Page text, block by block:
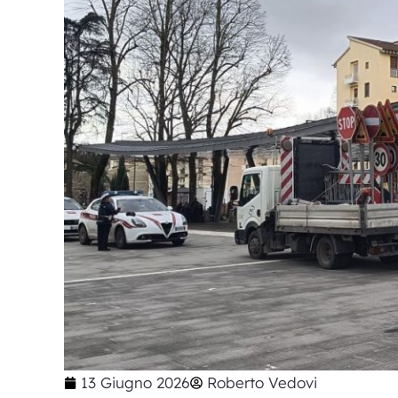
13 Giugno 2026 Roberto Vedovi